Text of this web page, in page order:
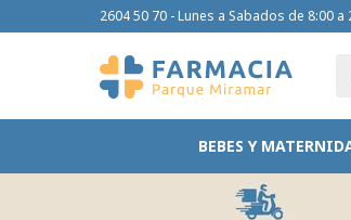
BEBES Y
2604 50 70 - Lunes a Sabados de 8:00 a